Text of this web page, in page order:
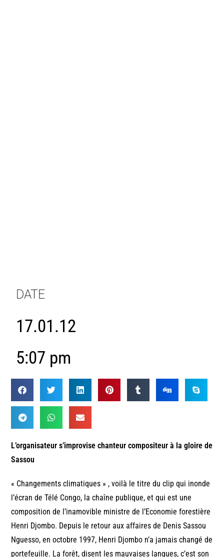
DATE
17.01.12
5:07 pm
L’organisateur s’improvise chanteur compositeur à la gloire de
Sassou
« Changements climatiques » , voilà le titre du clip qui inonde
l’écran de Télé Congo, la chaîne publique, et qui est une
composition de l’inamovible ministre de l’Economie forestière
Henri Djombo. Depuis le retour aux affaires de Denis Sassou
Nguesso, en octobre 1997, Henri Djombo n’a jamais changé de
portefeuille. La forêt, disent les mauvaises langues, c’est son